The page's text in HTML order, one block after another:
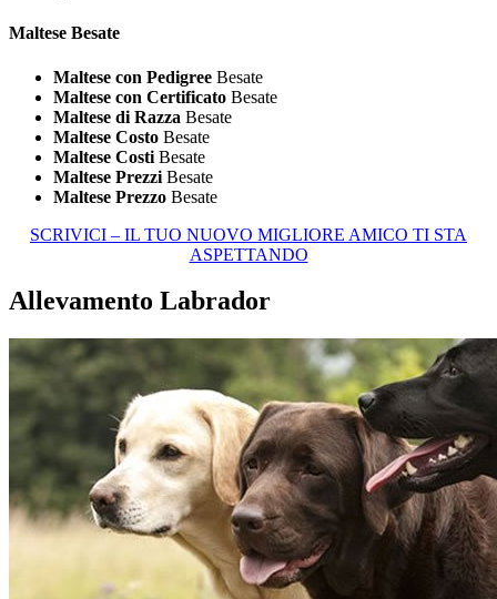
Maltese Besate
Maltese con Pedigree Besate
Maltese con Certificato Besate
Maltese di Razza Besate
Maltese Costo Besate
Maltese Costi Besate
Maltese Prezzi Besate
Maltese Prezzo Besate
SCRIVICI – IL TUO NUOVO MIGLIORE AMICO TI STA
ASPETTANDO
Allevamento Labrador